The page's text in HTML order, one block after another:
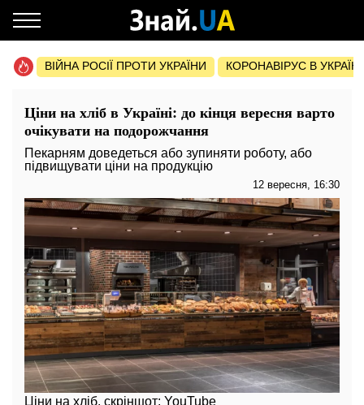
ВІЙНА РОСІЇ ПРОТИ УКРАЇНИ КОРОНАВІРУС В УКРАЇНІ
Ціни на хліб в Україні: до кінця вересня варто
очікувати на подорожчання
Пекарням доведеться або зупиняти роботу, або
підвищувати ціни на продукцію
12 вересня, 16:30
Ціни на хліб, скріншот: YouTube